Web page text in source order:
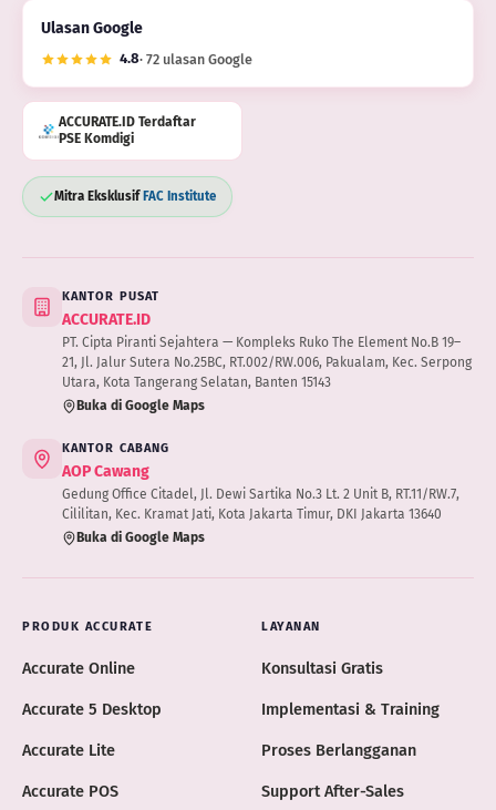
Ulasan Google
4.8· 72 ulasan Google
ACCURATE.ID Terdaftar
PSE Komdigi
Mitra Eksklusif FAC Institute
KANTOR PUSAT
ACCURATE.ID
PT. Cipta Piranti Sejahtera — Kompleks Ruko The Element No.B 19–
21, Jl. Jalur Sutera No.25BC, RT.002/RW.006, Pakualam, Kec. Serpong
Utara, Kota Tangerang Selatan, Banten 15143
Buka di Google Maps
KANTOR CABANG
AOP Cawang
Gedung Office Citadel, Jl. Dewi Sartika No.3 Lt. 2 Unit B, RT.11/RW.7,
Cililitan, Kec. Kramat Jati, Kota Jakarta Timur, DKI Jakarta 13640
Buka di Google Maps
PRODUK ACCURATE
Accurate Online
Accurate 5 Desktop
Accurate Lite
Accurate POS
LAYANAN
Konsultasi Gratis
Implementasi & Training
Proses Berlangganan
Support After-Sales